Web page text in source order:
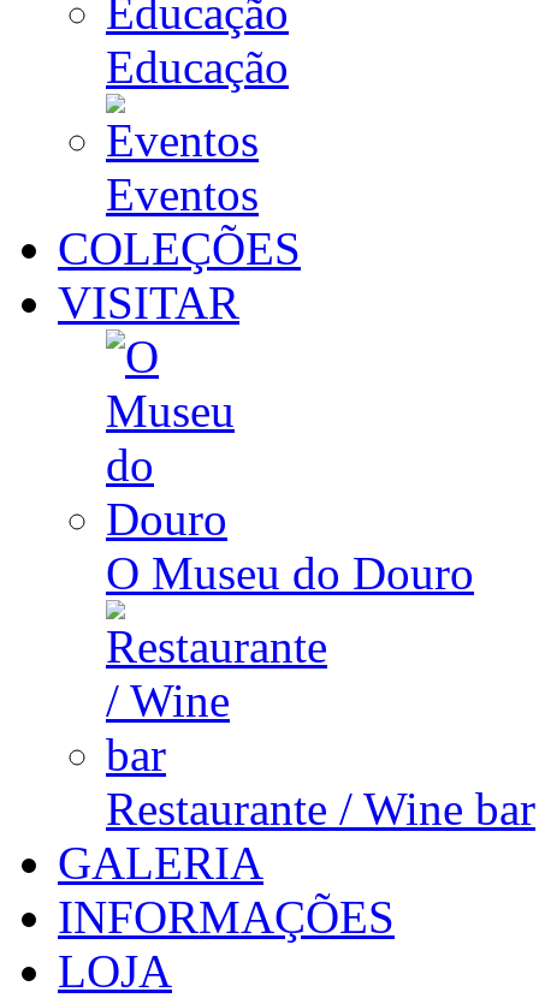
Educação
Eventos
COLEÇÕES
VISITAR
O Museu do Douro
Restaurante / Wine bar
GALERIA
INFORMAÇÕES
LOJA